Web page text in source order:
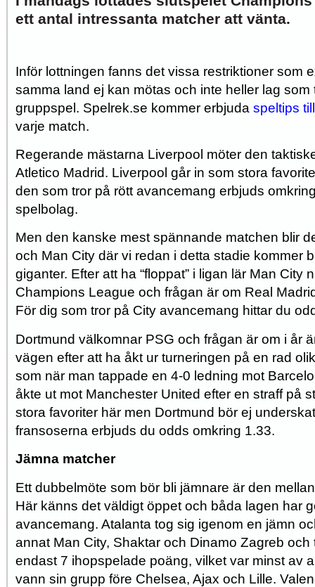
ett antal intressanta matcher att vänta.
Inför lottningen fanns det vissa restriktioner som
samma land ej kan mötas och inte heller lag
gruppspel. Spelrek.se kommer erbjuda speltips
varje match.
Regerande mästarna Liverpool möter den
Atletico Madrid. Liverpool går in som stora
den som tror på rött avancemang erbjuds
spelbolag.
Men den kanske mest spännande matchen blir
och Man City där vi redan i detta stadie kommer
giganter. Efter att ha “floppat” i ligan lär Man City
Champions League och frågan är om Real
För dig som tror på City avancemang hittar du
Dortmund välkomnar PSG och frågan är om i år
vägen efter att ha åkt ur turneringen på en rad
som när man tappade en 4-0 ledning mot
åkte ut mot Manchester United efter en straff på
stora favoriter här men Dortmund bör ej
fransoserna erbjuds du odds omkring 1.33.
Jämna matcher
Ett dubbelmöte som bör bli jämnare är den
Här känns det väldigt öppet och båda lagen har
avancemang. Atalanta tog sig igenom en jämn
annat Man City, Shaktar och Dinamo Zagreb
endast 7 ihopspelade poäng, vilket var minst av
vann sin grupp före Chelsea, Ajax och Lille.